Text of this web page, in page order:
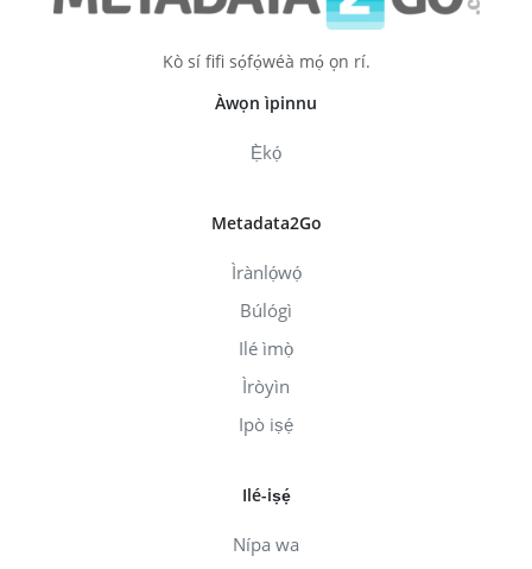
Kò sí fifi sọ́fọ́wéà mọ́ ọn rí.
Àwọn ìpinnu
Ẹ̀kọ́
Metadata2Go
Ìrànlọ́wọ́
Búlógì
Ilé ìmọ̀
Ìròyìn
Ipò iṣẹ́
Ilé-iṣẹ́
Nípa wa